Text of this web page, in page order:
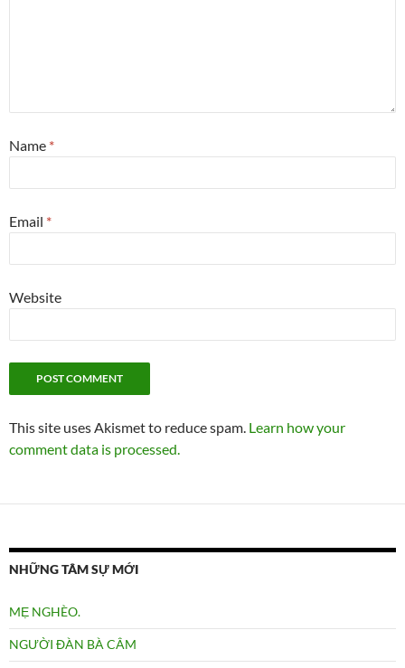
Name *
Email *
Website
This site uses Akismet to reduce spam. Learn how your
comment data is processed.
NHỮNG TÂM SỰ MỚI
MẸ NGHÈO.
NGƯỜI ĐÀN BÀ CÂM